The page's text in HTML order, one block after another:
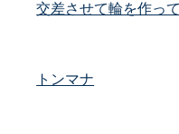
交差させて輪を作っ
トンマナ